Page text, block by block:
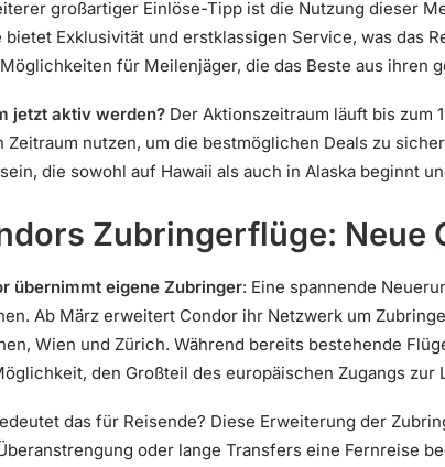
großartiger Einlöse-Tipp ist die Nutzung dieser
bietet Exklusivität und erstklassigen Service, was das
für Meilenjäger, die das Beste aus ihren
jetzt aktiv werden? Der Aktionszeitraum läuft bis zum
Zeitraum nutzen, um die bestmöglichen Deals zu
die sowohl auf Hawaii als auch in Alaska beginnt
Zubringerflüge: Neue
übernimmt eigene Zubringer: Eine spannende
Ab März erweitert Condor ihr Netzwerk um
Wien und Zürich. Während bereits bestehende
den Großteil des europäischen Zugangs
das für Reisende? Diese Erweiterung der
oder lange Transfers eine Fernreise